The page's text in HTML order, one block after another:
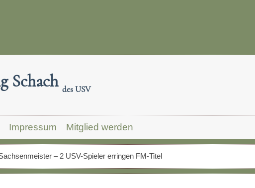
Schach des USV
Impressum Mitglied werden
– 2 USV-Spieler erringen FM-Titel